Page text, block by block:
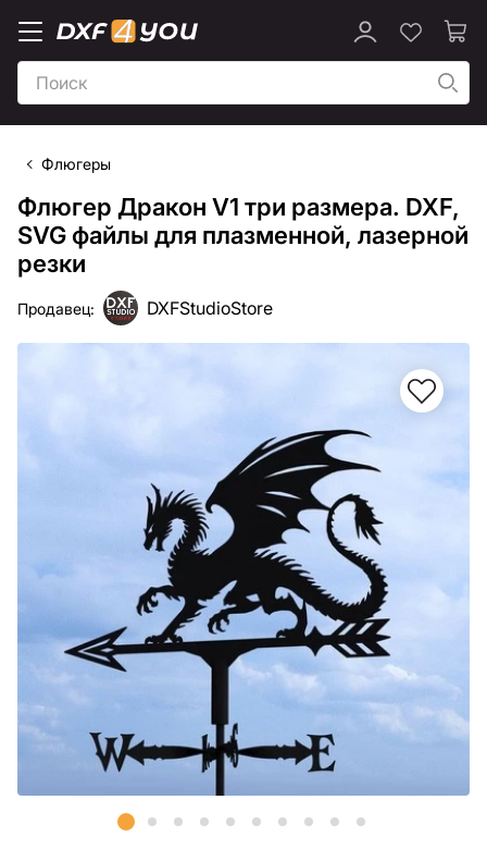
Флюгеры
Флюгер Дракон V1 три размера. DXF,
SVG файлы для плазменной, лазерной
резки
Продавец: DXFStudioStore